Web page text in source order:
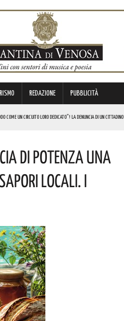
REDAZIONE PUBBLICITÀ
COME UN CIRCUITO LORO DEDICATO”! LA DENUNCIA DI UN CITTADINO
DESIGNER PROFESSIONISTI E STUDENTI. I DETTAGLI
I DETTAGLI
TERRITORIO NAZIONALE”! I DETTAGLI
Di Potenza Una
Locali. I